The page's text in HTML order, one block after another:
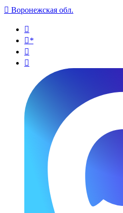
 Воронежская обл.

*

